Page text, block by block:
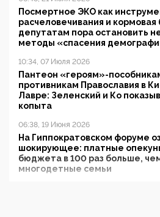
Посмертное ЭКО как
расчеловечивания и
депутатам пора остановить
методы «спасения
10:34, 07 Июля 2026
Пантеон «героям»-
противникам Православия в
Лавре: Зеленский и Ко
копыта
06:38, 19 Июня 2026
На Гиппократовском форуме
шокирующее: платные
бюджета в 100 раз больше,
многодетные семьи